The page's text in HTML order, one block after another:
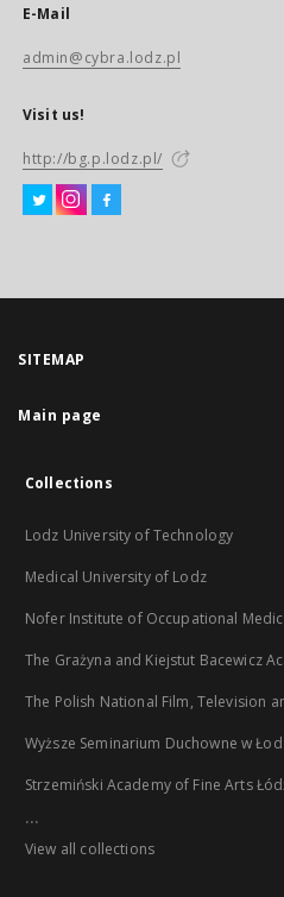
E-Mail
admin@cybra.lodz.pl
Visit us!
http://bg.p.lodz.pl/
SITEMAP
Main page
Collections
Lodz University of Technology
Medical University of Lodz
Nofer Institute of Occupational
The Grażyna and Kiejstut Bacewicz
The Polish National Film, Television
Wyższe Seminarium Duchowne w
Strzemiński Academy of Fine Arts
...
View all collections